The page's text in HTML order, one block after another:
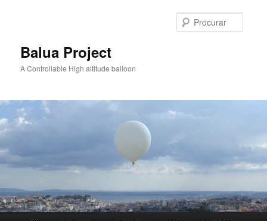
primárioBalua Project
A Controllable High altitude balloon